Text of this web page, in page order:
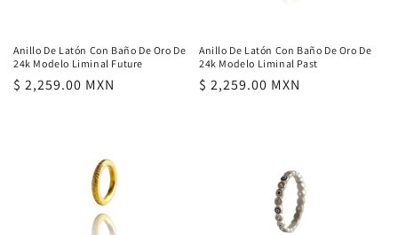
:
Anillo De Latón Con Baño De Oro De
24k Modelo Liminal Future
Precio
$ 2,259.00 MXN
Anillo De Latón Con Baño De Oro De
24k Modelo Liminal Past
Precio
$ 2,259.00 MXN